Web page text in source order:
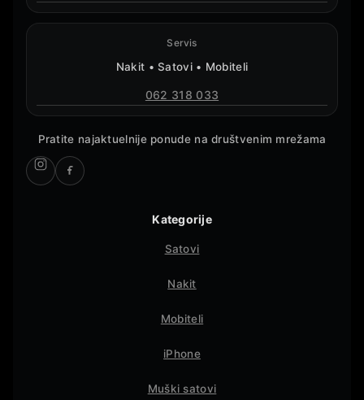
Servis
Nakit • Satovi • Mobiteli
062 318 033
Pratite najaktuelnije ponude na društvenim mrežama
Kategorije
Satovi
Nakit
Mobiteli
iPhone
Muški satovi